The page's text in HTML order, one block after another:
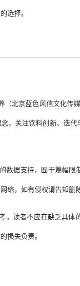
选择。
北京蓝色风信文化传
，关注饮料创新、迭
数据支持，囿于篇幅
络，如有侵权请告知删除
。读者不应在缺乏具
损失负责。